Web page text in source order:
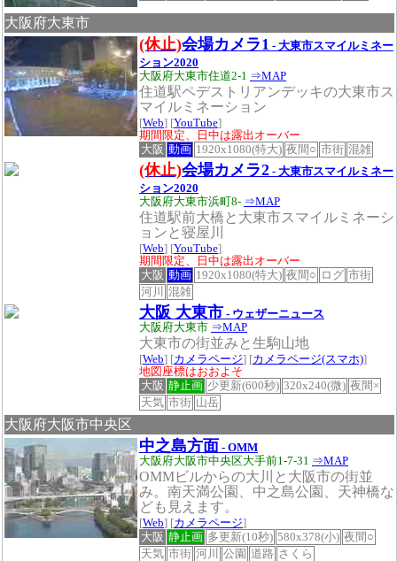
大阪府大東市
(休止)会場カメラ1 - 大東市スマイルミネー
ション2020
大阪府大東市住道2-1 ⇒MAP
住道駅ペデストリアンデッキの大東市ス
マイルミネーション
[Web] [YouTube]
期間限定、日中は露出オーバー
大阪 動画 1920x1080(特大) 夜間○ 市街 混雑
(休止)会場カメラ2 - 大東市スマイルミネー
ション2020
大阪府大東市浜町8- ⇒MAP
住道駅前大橋と大東市スマイルミネーシ
ョンと寝屋川
[Web] [YouTube]
期間限定、日中は露出オーバー
大阪 動画 1920x1080(特大) 夜間○ ログ 市街
河川
混雑
大阪 大東市 - ウェザーニュース
大阪府大東市 ⇒MAP
大東市の街並みと生駒山地
[Web] [カメラページ] [カメラページ(スマホ)]
地図座標はおおよそ
大阪 静止画 少更新(600秒) 320x240(微) 夜間×
天気 市街 山岳
大阪府大阪市中央区
中之島方面 - OMM
大阪府大阪市中央区大手前1-7-31 ⇒MAP
OMMビルからの大川と大阪市の街並
み。南天満公園、中之島公園、天神橋な
ども見えます。
[Web] [カメラページ]
大阪 静止画 多更新(10秒) 580x378(小) 夜間○
天気 市街 河川 公園 道路 さくら